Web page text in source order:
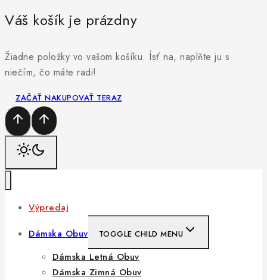
Váš košík je prázdny
Žiadne položky vo vašom košíku. Ísť na, naplňte ju s
niečím, čo máte radi!
ZAČAŤ NAKUPOVAŤ TERAZ
Výpredaj
Dámska Obuv
TOGGLE CHILD MENU
Dámska Letná Obuv
Dámska Zimná Obuv